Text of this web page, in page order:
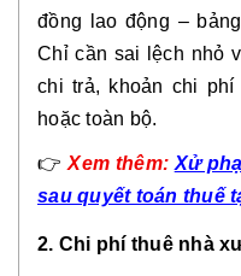
đồng lao động –
Chỉ cần sai lệch nhỏ
chi trả, khoản chi
hoặc toàn bộ.
👉 Xem thêm: Xử
sau quyết toán thuế
2. Chi phí thuê nhà